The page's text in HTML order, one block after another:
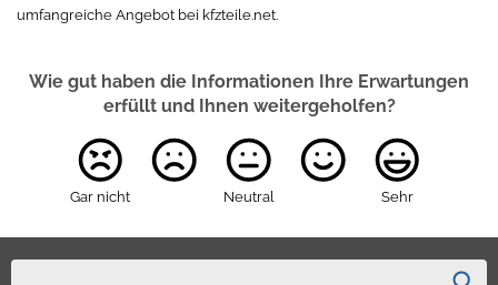
umfangreiche Angebot bei kfzteile.net.
Wie gut haben die Informationen Ihre Erwartungen
erfüllt und Ihnen weitergeholfen?
Gar nicht Neutral Sehr